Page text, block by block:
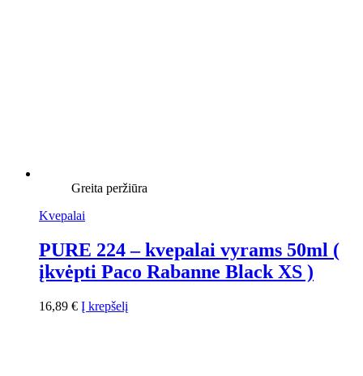
Greita peržiūra
Kvepalai
PURE 224 – kvepalai vyrams 50ml (
įkvėpti Paco Rabanne Black XS )
16,89 € Į krepšelį